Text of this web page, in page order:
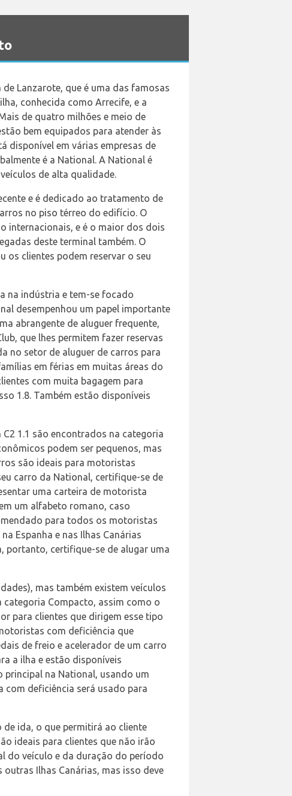
Lanzarote, que é uma das famosas
conhecida como Arrecife, e a
de quatro milhões e meio de
bem equipados para atender às
disponível em várias empresas de
é a National. A National é
de alta qualidade.
e é dedicado ao tratamento de
no piso térreo do edifício. O
internacionais, e é o maior dos dois
deste terminal também. O
os clientes podem reservar o seu
na indústria e tem-se focado
desempenhou um papel importante
abrangente de aluguer frequente,
que lhes permitem fazer reservas
no setor de aluguer de carros para
em férias em muitas áreas do
com muita bagagem para
1.8. Também estão disponíveis
1.1 são encontrados na categoria
podem ser pequenos, mas
são ideais para motoristas
carro da National, certifique-se de
uma carteira de motorista
um alfabeto romano, caso
para todos os motoristas
Espanha e nas Ilhas Canárias
portanto, certifique-se de alugar uma
mas também existem veículos
categoria Compacto, assim como o
para clientes que dirigem esse tipo
com deficiência que
de freio e acelerador de um carro
a ilha e estão disponíveis
na National, usando um
deficiência será usado para
ida, o que permitirá ao cliente
ideais para clientes que não irão
do veículo e da duração do período
Ilhas Canárias, mas isso deve